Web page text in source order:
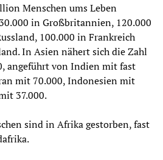
Menschen ums Leben
in Großbritannien, 120.000
100.000 in Frankreich
In Asien nähert sich die Zahl
angeführt von Indien mit fast
mit 70.000, Indonesien mit
37.000.
sind in Afrika gestorben, fast